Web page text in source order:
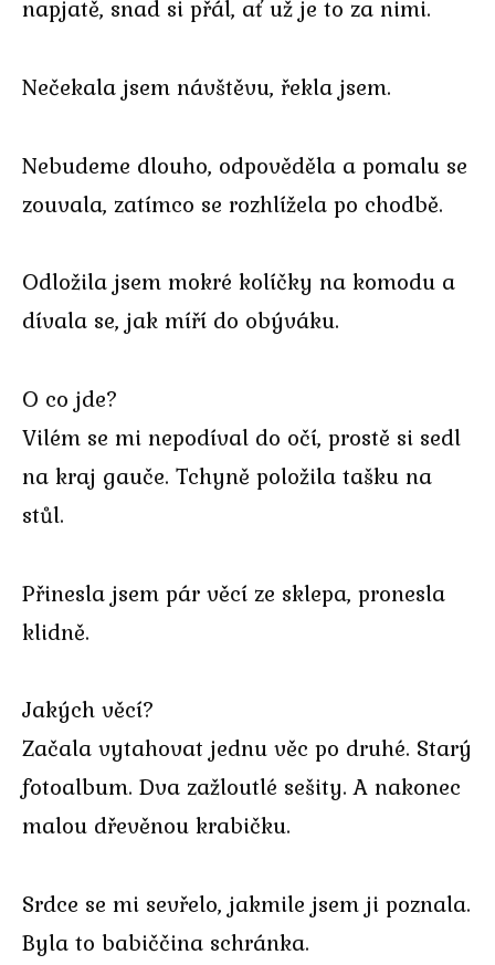
napjatě, snad si přál, ať už je to za nimi.
Nečekala jsem návštěvu, řekla jsem.
Nebudeme dlouho, odpověděla a pomalu se
zouvala, zatímco se rozhlížela po chodbě.
Odložila jsem mokré kolíčky na komodu a
dívala se, jak míří do obýváku.
O co jde?
Vilém se mi nepodíval do očí, prostě si sedl
na kraj gauče. Tchyně položila tašku na
stůl.
Přinesla jsem pár věcí ze sklepa, pronesla
klidně.
Jakých věcí?
Začala vytahovat jednu věc po druhé. Starý
fotoalbum. Dva zažloutlé sešity. A nakonec
malou dřevěnou krabičku.
Srdce se mi sevřelo, jakmile jsem ji poznala.
Byla to babiččina schránka.